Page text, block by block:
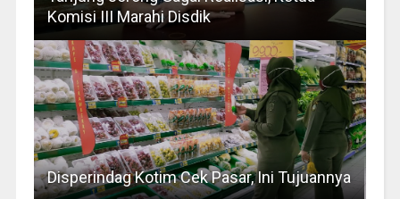
Komisi III Marahi Disdik
Disperindag Kotim Cek Pasar, Ini Tujuannya